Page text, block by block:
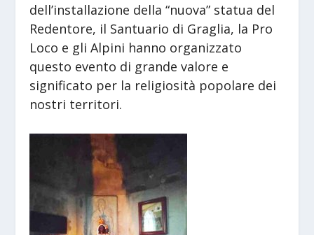
dell’installazione della “nuova” statua del
Redentore, il Santuario di Graglia, la Pro
Loco e gli Alpini hanno organizzato
questo evento di grande valore e
significato per la religiosità popolare dei
nostri territori.